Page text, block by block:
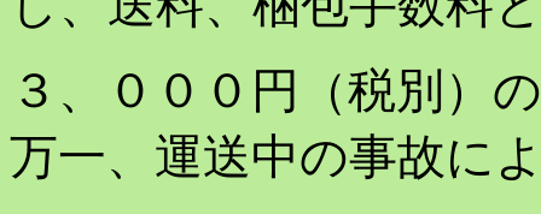
３、０００円（税別）
万一、運送中の事故に